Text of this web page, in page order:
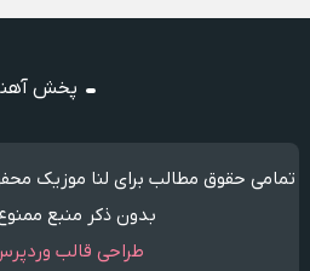
پخش
تمامی حقوق مطالب برای لنا موزیک
بدون ذکر منبع
طراحی قالب